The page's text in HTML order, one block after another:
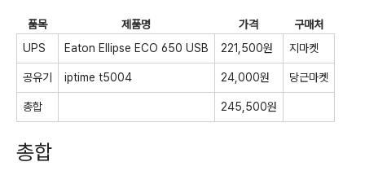
품목 제품명 가격
구매처
UPS
Eaton Ellipse ECO 650 USB 221,500원 지마켓
공유기 iptime t5004 24,000원 당근마켓
총합 245,500원
총합